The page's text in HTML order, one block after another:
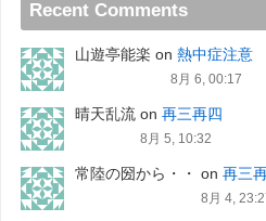
Recent Comments
山遊亭能楽 on 熱中症注意
8月 6, 00:17
晴天乱流on 再三再四
8月 5, 10:32
常陸の圀から・・ on 再三
8月 4,